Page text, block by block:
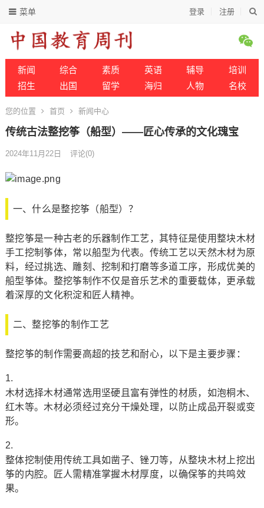
登录 注册
菜单
新闻 综合 素质 英语 辅导
培训
招生
出国 留学 海归 人物 名校
您的位置 首页 新闻中心
传统古法整挖筝（船型）——匠心传承的文化瑰宝
2024年11月22日 评论(0)
一、什么是整挖筝（船型）？
整挖筝是一种古老的乐器制作工艺，其特征是使用整块木材
手工挖制筝体，常以船型为代表。传统工艺以天然木材为原
料，经过挑选、雕刻、挖制和打磨等多道工序，形成优美的
船型筝体。整挖筝制作不仅是音乐艺术的重要载体，更承载
着深厚的文化积淀和匠人精神。
二、整挖筝的制作工艺
整挖筝的制作需要高超的技艺和耐心，以下是主要步骤：
木材选择木材通常选用坚硬且富有弹性的材质，如泡桐木、
红木等。木材必须经过充分干燥处理，以防止成品开裂或变
形。
整体挖制使用传统工具如凿子、锉刀等，从整块木材上挖出
筝的内腔。匠人需精准掌握木材厚度，以确保筝的共鸣效
果。